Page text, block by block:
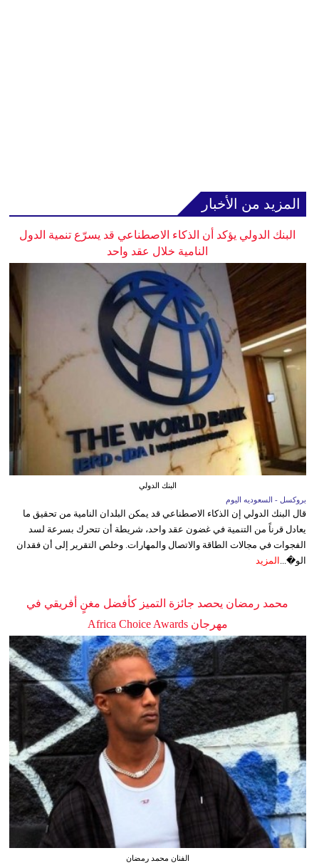
المزيد من الأخبار
البنك الدولي يؤكد أن الذكاء الاصطناعي قد يسرّع تنمية الدول
النامية خلال عقد واحد
البنك الدولي
بروكسل - السعوديه اليوم
قال البنك الدولي إن الذكاء الاصطناعي قد يمكن البلدان النامية من تحقيق ما
يعادل قرناً من التنمية في غضون عقد واحد، شريطة أن تتحرك بسرعة لسد
الفجوات في مجالات الطاقة والاتصال والمهارات. وخلص التقرير إلى أن فقدان
الو�... المزيد
محمد رمضان يحصد جائزة التميز كأفضل مغنٍ أفريقي في
مهرجان Africa Choice Awards
الفنان محمد رمضان